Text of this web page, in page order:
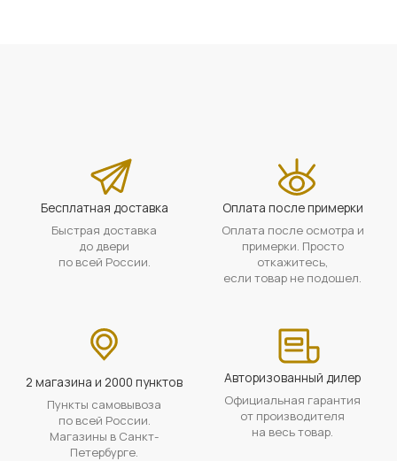
Бесплатная доставка
Быстрая доставка
до двери
по всей России.
Оплата после примерки
Оплата после осмотра и
примерки. Просто
откажитесь,
если товар не подошел.
2 магазина и 2000 пунктов
Пункты самовывоза
по всей России.
Магазины в Санкт-
Петербурге.
Авторизованный дилер
Официальная гарантия
от производителя
на весь товар.